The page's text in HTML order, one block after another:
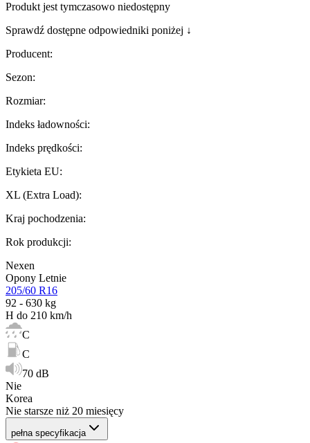
Produkt jest tymczasowo niedostępny
Sprawdź dostępne odpowiedniki poniżej ↓
Producent:
Sezon:
Rozmiar:
Indeks ładowności:
Indeks prędkości:
Etykieta EU:
XL (Extra Load):
Kraj pochodzenia:
Rok produkcji:
Nexen
Opony Letnie
205/60 R16
92 - 630 kg
H do 210 km/h
C
C
70 dB
Nie
Korea
Nie starsze niż 20 miesięcy
pełna specyfikacja